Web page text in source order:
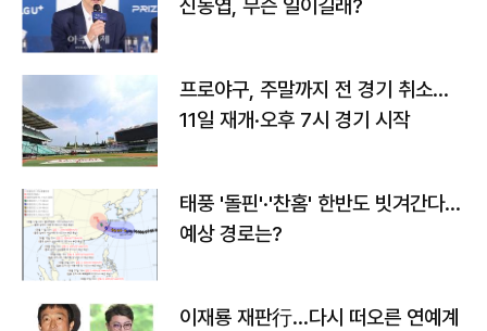
신동엽, 무슨 일이길래?
프로야구, 주말까지 전 경기 취소…
11일 재개·오후 7시 경기 시작
태풍 '돌핀'·'찬홈' 한반도 빗겨간다…
예상 경로는?
이재룡 재판行…다시 떠오른 연예계